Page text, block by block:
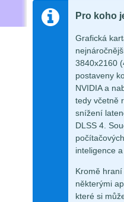
Pro koho
Grafická
3840x2160
postaveny
NVIDIA a
tedy včetně
snížení
DLSS 4.
inteligence
Kromě
některými
které si